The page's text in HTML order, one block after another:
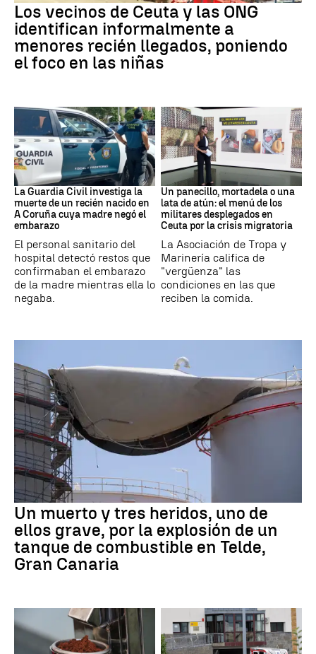
Los vecinos de Ceuta y las ONG
identifican informalmente a
menores recién llegados, poniendo
el foco en las niñas
Recién Nacido
La Guardia Civil investiga la
muerte de un recién nacido en
A Coruña cuya madre negó el
embarazo
El personal sanitario del
hospital detectó restos que
confirmaban el embarazo
de la madre mientras ella lo
negaba.
Militares
Un panecillo, mortadela o una
lata de atún: el menú de los
militares desplegados en
Ceuta por la crisis migratoria
La Asociación de Tropa y
Marinería califica de
"vergüenza" las
condiciones en las que
reciben la comida.
Un muerto y tres heridos, uno de
ellos grave, por la explosión de un
tanque de combustible en Telde,
Gran Canaria